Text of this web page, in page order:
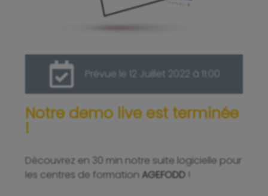
Prévue le 12 Juillet 2022 à 11:00
Notre demo live est terminée
!
Découvrez en 30 min notre suite logicielle pour
les centres de formation AGEFODD !